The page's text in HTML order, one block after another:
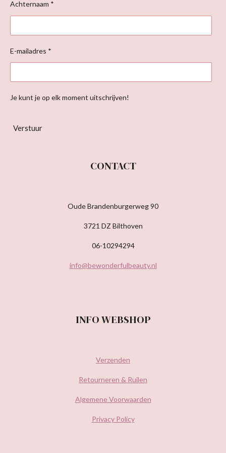
Achternaam *
E-mailadres *
Je kunt je op elk moment uitschrijven!
Verstuur
CONTACT
Oude Brandenburgerweg 90
3721 DZ Bilthoven
06-10294294
info@bewonderfulbeauty.nl
INFO WEBSHOP
Verzenden
Retourneren & Ruilen
Algemene Voorwaarden
Privacy Policy